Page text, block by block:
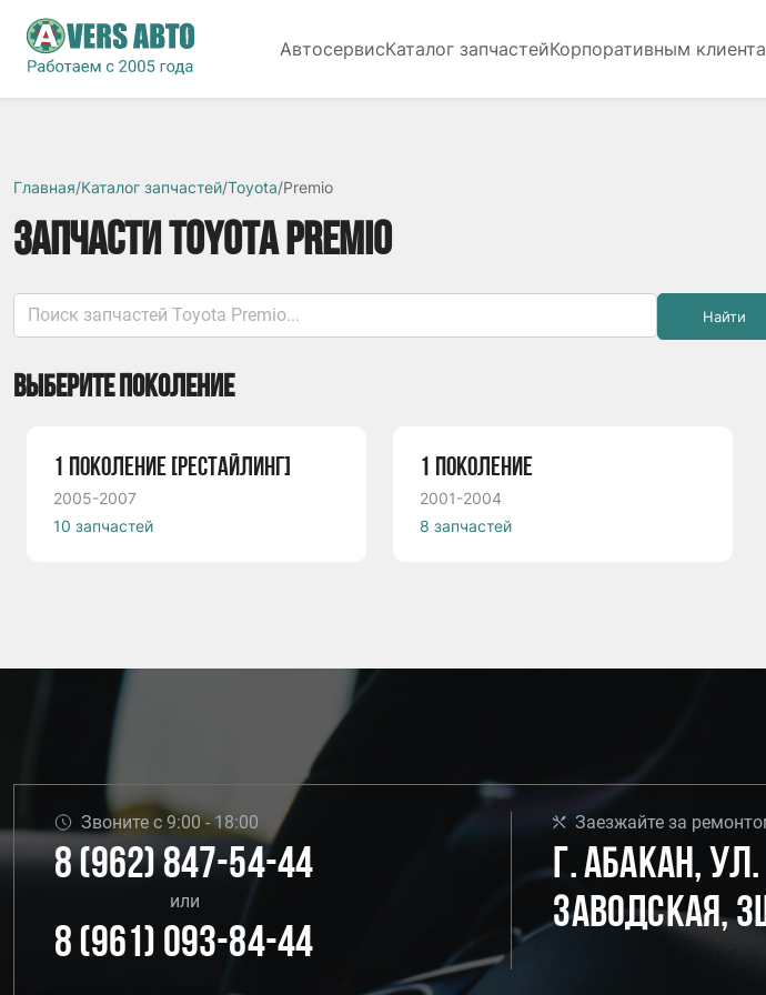
АвтосервисКаталог запчастейКорпоративным
Главная/Каталог запчастей/Toyota/Premio
ЗАПЧАСТИ TOYOTA PREMIO
Найти
ВЫБЕРИТЕ ПОКОЛЕНИЕ
1 ПОКОЛЕНИЕ [РЕСТАЙЛИНГ]
2005-2007
10 запчастей
1 ПОКОЛЕНИЕ
2001-2004
8 запчастей
Звоните с 9:00 - 18:00
8 (962) 847-54-44
или
8 (961) 093-84-44
Заезжайте за
г. Абакан, ул.
Заводская,